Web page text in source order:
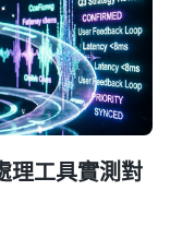
工具實測對